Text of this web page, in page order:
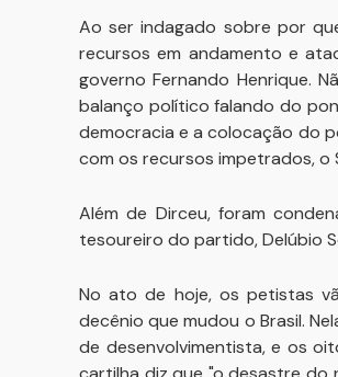
Ao ser indagado sobre por
recursos em andamento e
governo Fernando Henrique.
balanço político falando do
democracia e a colocação do
com os recursos impetrados, o
Além de Dirceu, foram
tesoureiro do partido, Delúbio
No ato de hoje, os petistas
decênio que mudou o Brasil.
de desenvolvimentista, e os